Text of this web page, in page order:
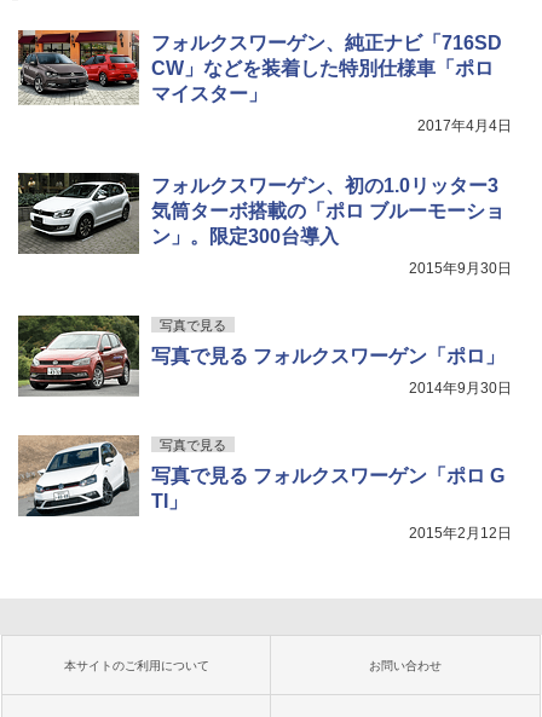
フォルクスワーゲン、純正ナビ「716SD
CW」などを装着した特別仕様車「ポロ
マイスター」
2017年4月4日
フォルクスワーゲン、初の1.0リッター3
気筒ターボ搭載の「ポロ ブルーモーショ
ン」。限定300台導入
2015年9月30日
写真で見る
写真で見る フォルクスワーゲン「ポロ」
2014年9月30日
写真で見る
写真で見る フォルクスワーゲン「ポロ G
TI」
2015年2月12日
本サイトのご利用について お問い合わせ